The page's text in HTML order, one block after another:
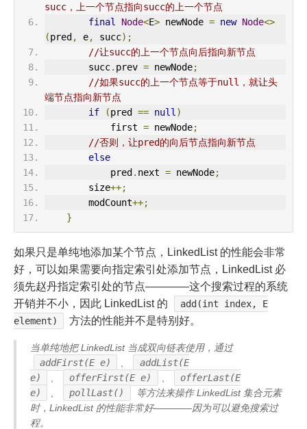
succ，上一个节点指向succ的上一个节点
final
Node<E> newNode = new Node<>
(pred , e, succ);
//让succ的上一个节点向后指向新节点
        succ
. prev = newNode;
//如果succ的上一个节点等于null，就让头
端节点指向新节点
if
(pred == null )
            first
= newNode;
//否则，让pred的向后节点指向新节点
else
            pred
. next = newNode;
        size
++;
        modCount
++;
}
如果只是单纯地添加某个节点，LinkedList 的性能会非常
好，可以如果需要向指定索引处添加节点，LinkedList 必
须先赵丹指定索引处的节点————这个搜索过程的系统
开销并不小，因此 LinkedList 的
add(int index, E
element)
方法的性能并不是特别好。
当单纯地把 LinkedList 当成双向链表使用，通过
addFirst(E e)
addList(E
e)
offerFirst(E e)
offerLast(E
e)
pollLast()
等方法来操作 LinkedList 集合元素
时，LinkedList 的性能非常好————因为可以避免搜索过
程。